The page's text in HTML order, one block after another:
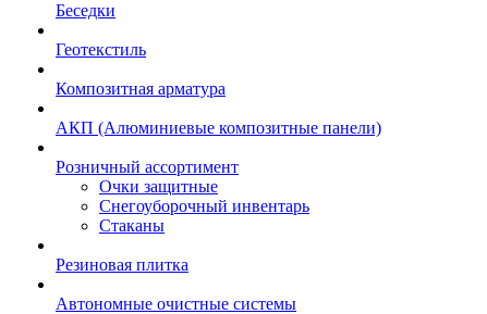
Беседки
Геотекстиль
Композитная арматура
АКП (Алюминиевые композитные панели)
Розничный ассортимент
Очки защитные
Снегоуборочный инвентарь
Стаканы
Резиновая плитка
Автономные очистные системы